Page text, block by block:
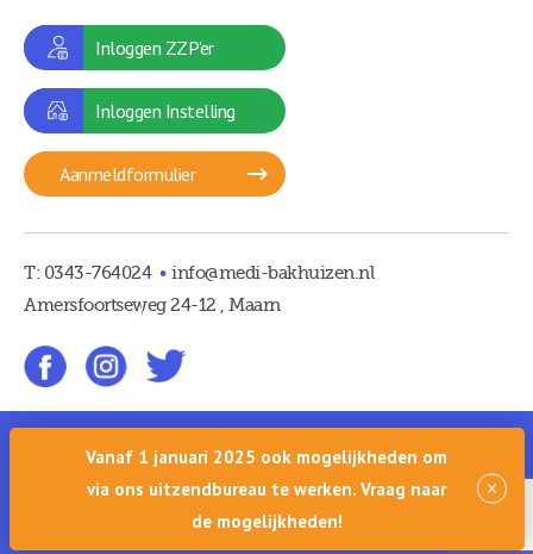
Vanaf 1 januari 2025 ook mogelijkheden om
via ons uitzendbureau te werken. Vraag naar
de mogelijkheden!
Inloggen ZZP'er
Inloggen Instelling
Aanmeldformulier
T: 0343-764024
info@medi-bakhuizen.nl
Amersfoortseweg 24-12 , Maarn
© 2026 Medi-Bakhuizen
Privacybeleid
Algemene voorwaarden
Website door Steenstra Media